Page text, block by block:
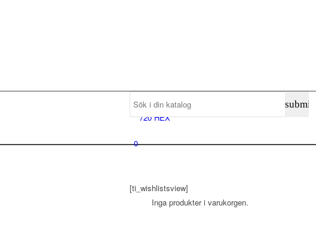
0
Inga produkter i varukorgen.
[ti_wishlistsview]